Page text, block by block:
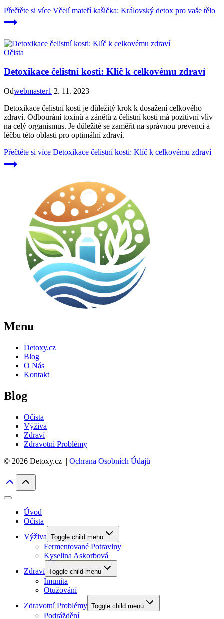
Přečtěte si více Včelí mateří kašička: Královský detox pro vaše tělo
Očista
Detoxikace čelistní kosti: Klíč k celkovému zdraví
Odwebmaster1 2. 11. 2023
Detoxikace čelistní kosti je důležitý krok k dosažení celkového
zdraví. Odbourání toxinů a zánětů z čelistní kosti má pozitivní vliv
na celý organismus. Je důležité se zaměřit na správnou prevenci a
léčbu této oblasti pro optimální zdraví.
Přečtěte si více Detoxikace čelistní kosti: Klíč k celkovému zdraví
Menu
Detoxy.cz
Blog
O Nás
Kontakt
Blog
Očista
Výživa
Zdraví
Zdravotní Problémy
© 2026 Detoxy.cz | Ochrana Osobních Údajů
Úvod
Očista
Výživa Toggle child menu
Fermentované Potraviny
Kyselina Askorbová
Zdraví Toggle child menu
Imunita
Otužování
Zdravotní Problémy Toggle child menu
Podráždění